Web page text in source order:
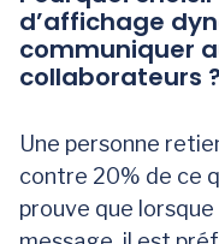
d’affichage
communiquer
collaborateurs ?
Une personne
contre 20% de ce
prouve que lorsque